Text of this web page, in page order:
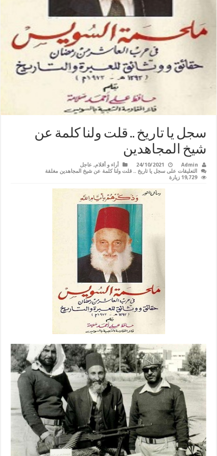
سجل يا تاريخ .. قلت ولنا كلمة عن
شيخ المجاهدين
Admin
24/10/2021 أراء و أقلام, عاجل
التعليقات على سجل يا تاريخ .. قلت ولنا كلمة عن شيخ المجاهدين مغلقة
19,729 زيارة